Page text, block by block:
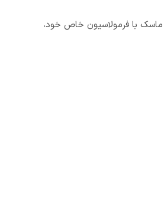
با فرمولاسیون خاص خود،